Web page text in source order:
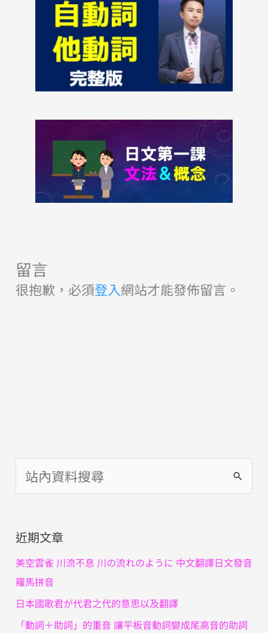
留言
很抱歉，必須登入網站才能發佈留言。
尋
鍵
字
:
近期文章
美空雲雀 川流不息 川の流れのように 中文翻譯日文發音
羅馬拼音
日本國歌君が代君之代的意思以及翻譯
「動詞＋助詞」的重音 讓平板音動詞變成尾高音的助詞